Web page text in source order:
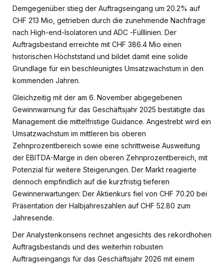
Demgegenüber stieg der Auftragseingang um 20.2% auf
CHF 213 Mio, getrieben durch die zunehmende Nachfrage
nach High-end-Isolatoren und ADC -Fülllinien. Der
Auftragsbestand erreichte mit CHF 386.4 Mio einen
historischen Höchststand und bildet damit eine solide
Grundlage für ein beschleunigtes Umsatzwachstum in den
kommenden Jahren.
Gleichzeitig mit der am 6. November abgegebenen
Gewinnwarnung für das Geschäftsjahr 2025 bestätigte das
Management die mittelfristige Guidance. Angestrebt wird ein
Umsatzwachstum im mittleren bis oberen
Zehnprozentbereich sowie eine schrittweise Ausweitung
der EBITDA-Marge in den oberen Zehnprozentbereich, mit
Potenzial für weitere Steigerungen. Der Markt reagierte
dennoch empfindlich auf die kurzfristig tieferen
Gewinnerwartungen: Der Aktienkurs fiel von CHF 70.20 bei
Präsentation der Halbjahreszahlen auf CHF 52.80 zum
Jahresende.
Der Analystenkonsens rechnet angesichts des rekordhohen
Auftragsbestands und des weiterhin robusten
Auftragseingangs für das Geschäftsjahr 2026 mit einem